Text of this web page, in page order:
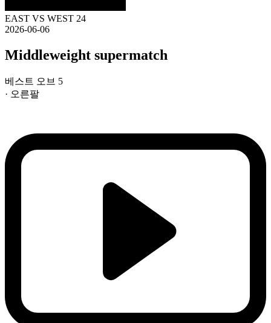
EAST VS WEST 24
2026-06-06
Middleweight supermatch
베스트 오브 5
· 오른팔